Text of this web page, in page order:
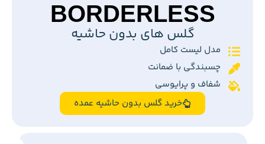
BORDERLESS
گلس های بدون حاشیه
مدل لیست کامل
چسبندگی با ضمانت
شفاف و پرایوسی
خرید گلس بدون حاشیه عمده